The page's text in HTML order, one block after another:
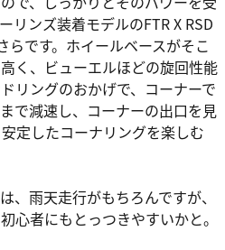
リンズ装着モデルのFTR X RSD
らです。ホイールベースがそこ
く、ビューエルほどの旋回性能
リングのおかげで、コーナーで
で減速し、コーナーの出口を見
定したコーナリングを楽しむ
、雨天走行がもちろんですが、
心者にもとっつきやすいかと。